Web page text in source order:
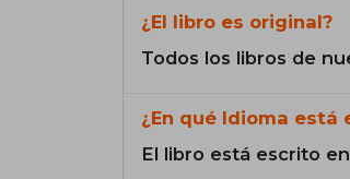
¿El libro es original?
Todos los libros de
¿En qué Idioma está
El libro está escrito